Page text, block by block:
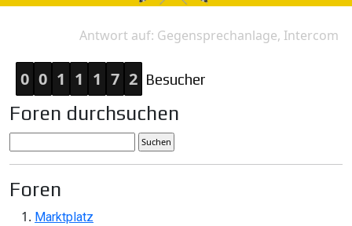
Antwort auf: Gegensprechanlage, Intercom
0 0 1 1 1 7 2 Besucher
Foren durchsuchen
Foren
Marktplatz